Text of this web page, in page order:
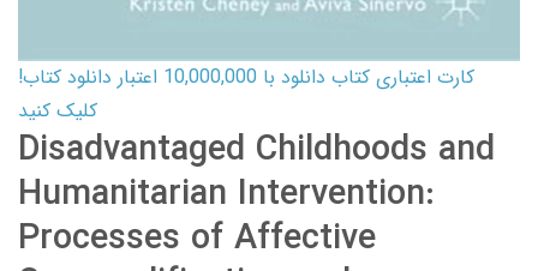
کارت اعتباری کتاب دانلود با 10,000,000 اعتبار دانلود کتاب!
کلیک کنید
Disadvantaged Childhoods and
Humanitarian Intervention:
Processes of Affective